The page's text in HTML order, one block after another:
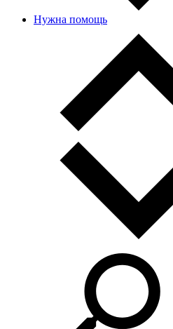
Нужна помощь